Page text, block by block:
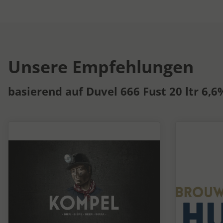
Unsere Empfehlungen
basierend auf Duvel 666 Fust 20 ltr